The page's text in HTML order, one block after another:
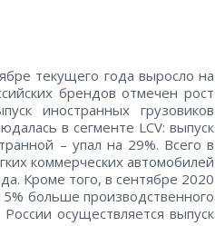
текущего года выросло на
брендов отмечен рост
иностранных грузовиков
в сегменте LCV: выпуск
– упал на 29%. Всего в
коммерческих автомобилей
Кроме того, в сентябре 2020
больше производственного
осуществляется выпуск